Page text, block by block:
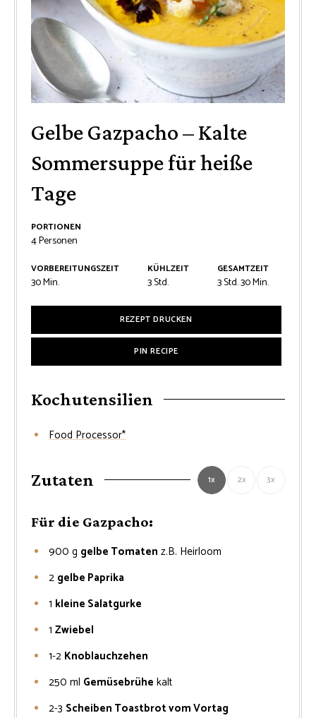
Gelbe Gazpacho – Kalte
Sommersuppe für heiße
Tage
PORTIONEN
4Personen
VORBEREITUNGSZEIT
30Minuten
Min.
KÜHLZEIT
3Stunden
Std.
GESAMTZEIT
3Stunden
Std.30Minuten
Min.
REZEPT DRUCKEN
PIN RECIPE
Kochutensilien
Food Processor*
Zutaten 1x 2x 3x
Für die Gazpacho:
900 g gelbe Tomaten z.B. Heirloom
2 gelbe Paprika
1 kleine Salatgurke
1 Zwiebel
1-2 Knoblauchzehen
250 ml Gemüsebrühe kalt
2-3 Scheiben Toastbrot vom Vortag